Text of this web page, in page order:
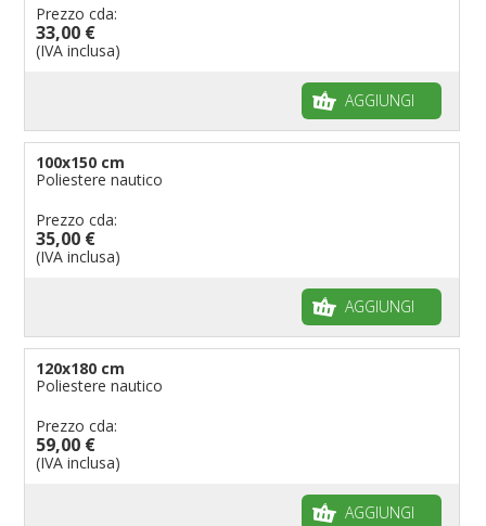
Prezzo cda:
33,00 €
(IVA inclusa)
AGGIUNGI
100x150 cm
Poliestere nautico
Prezzo cda:
35,00 €
(IVA inclusa)
AGGIUNGI
120x180 cm
Poliestere nautico
Prezzo cda:
59,00 €
(IVA inclusa)
AGGIUNGI